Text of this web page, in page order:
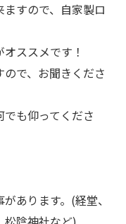
すので、自家製ロ
ススメです！
で、お聞きくださ
も仰ってくださ
あります。(経堂、